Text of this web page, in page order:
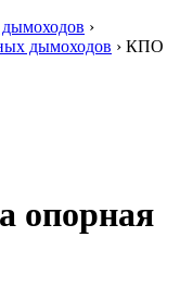
›
дымоходов › КПО
опорная